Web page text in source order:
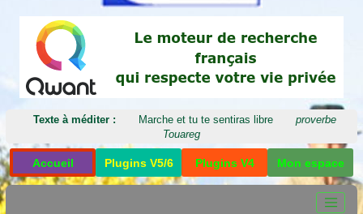
Texte à méditer : Marche et tu te sentiras libre
proverbe
Touareg
Accueil Plugins V5/6 Plugins V4 Mon espace